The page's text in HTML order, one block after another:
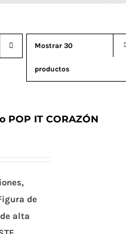
Mostrar 30
productos
POP IT CORAZÓN
de
alta